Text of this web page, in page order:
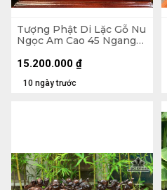
Tượng Phật Di Lặc Gỗ Nu
Ngọc Am Cao 45 Ngang
10 ngày trước
15.200.000 ₫